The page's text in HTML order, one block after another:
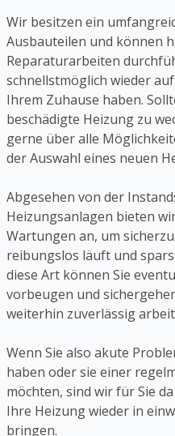
Wir besitzen ein
Ausbauteilen und können
Reparaturarbeiten
schnellstmöglich wieder
Ihrem Zuhause haben.
beschädigte Heizung zu
gerne über alle
der Auswahl eines neuen
Abgesehen von der
Heizungsanlagen bieten
Wartungen an, um
reibungslos läuft und
diese Art können Sie
vorbeugen und
weiterhin zuverlässig
Wenn Sie also akute
haben oder sie einer
möchten, sind wir für Sie
Ihre Heizung wieder in
bringen.